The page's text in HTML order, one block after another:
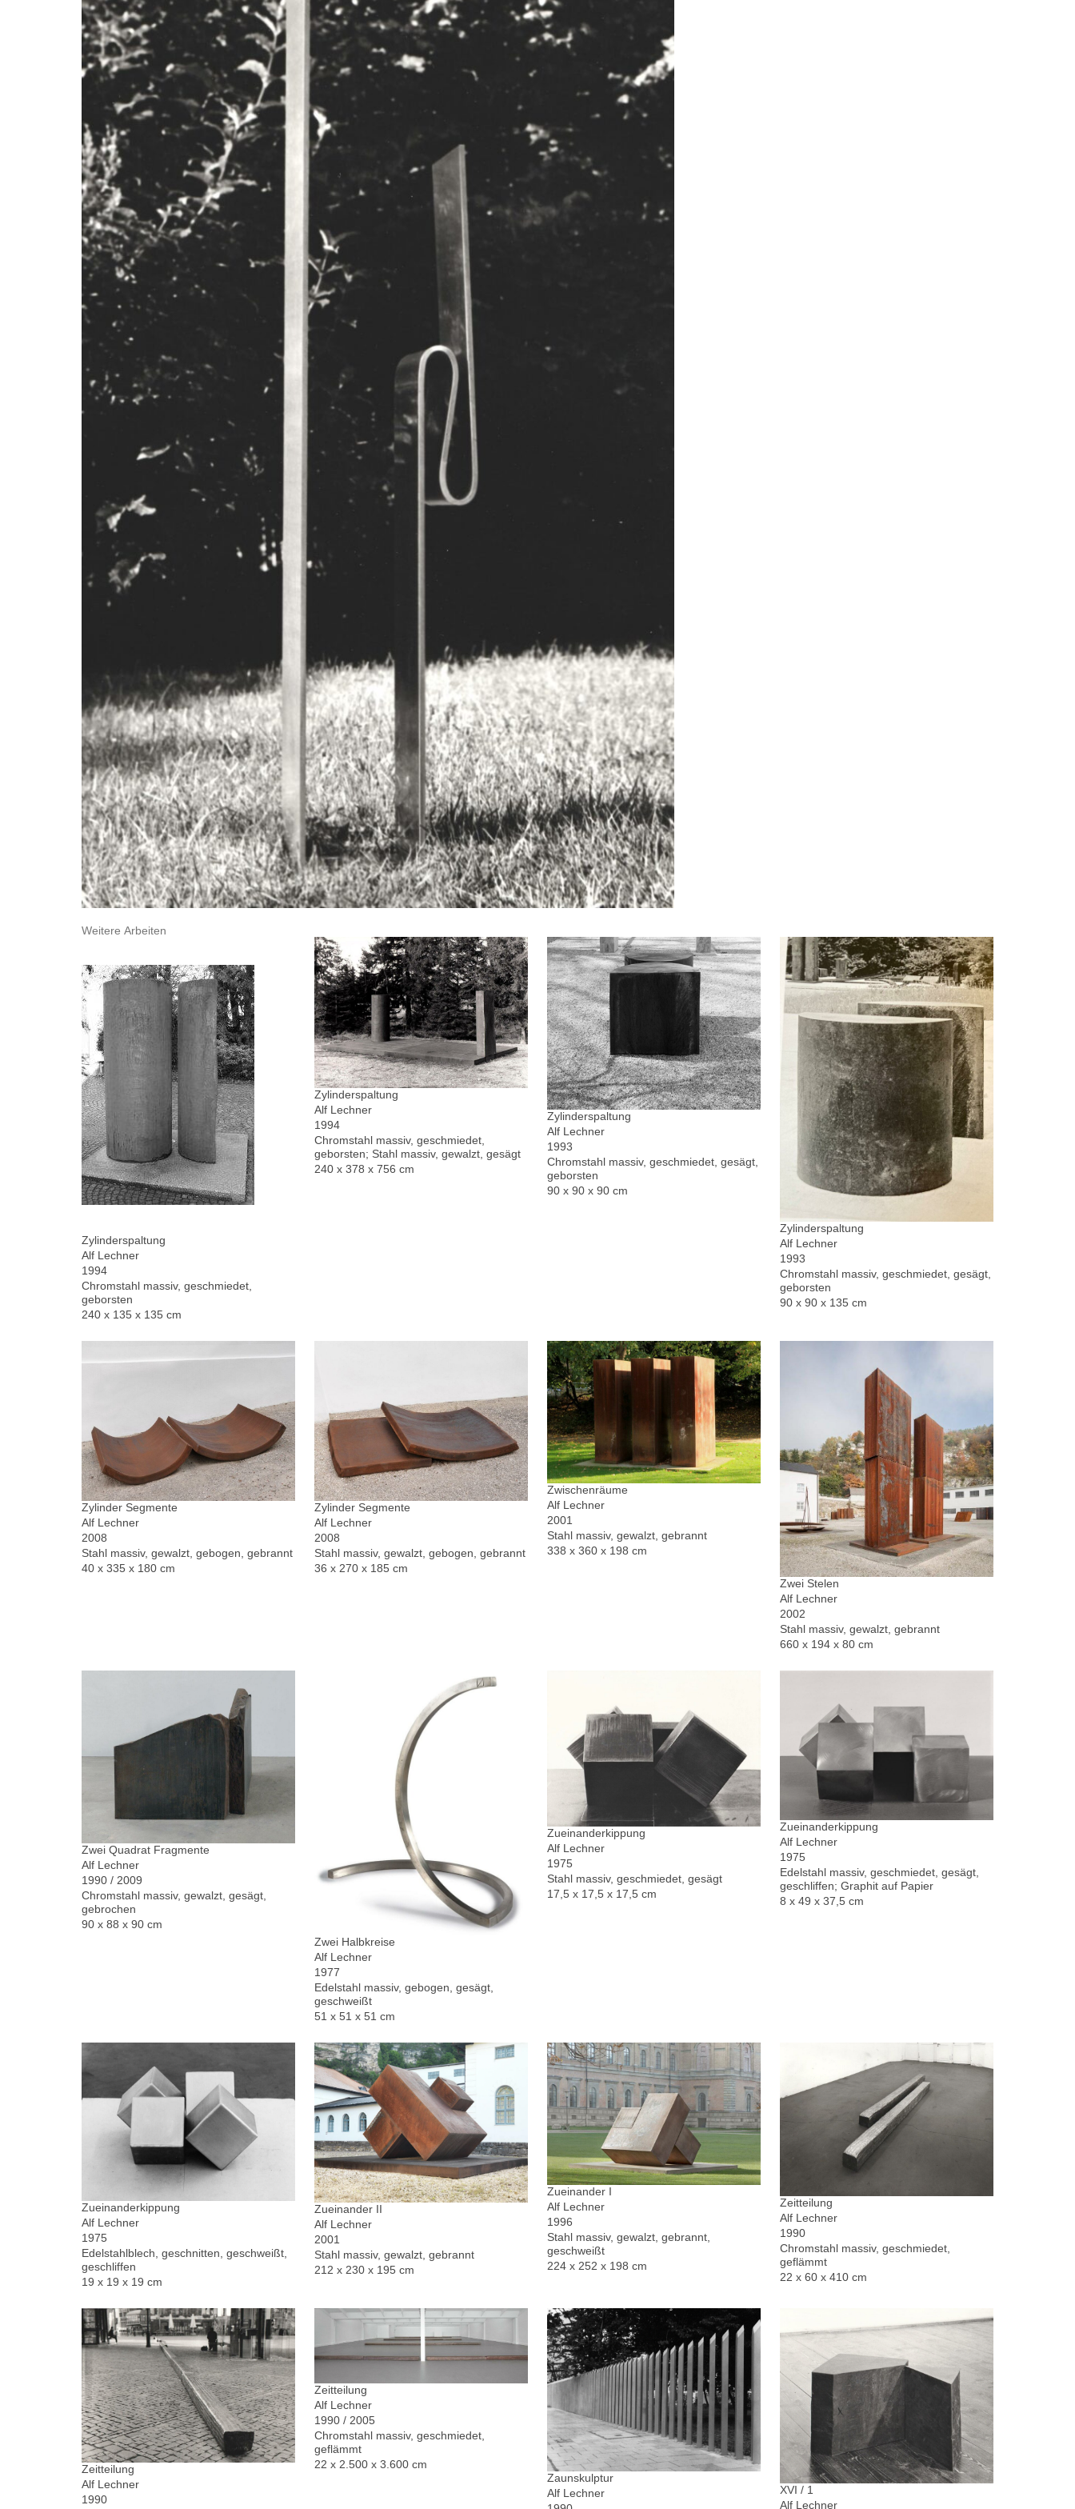
Weitere Arbeiten
Zylinderspaltung
Alf Lechner
1994
Chromstahl massiv, geschmiedet,
geborsten
240 x 135 x 135 cm
Zylinderspaltung
Alf Lechner
1994
Chromstahl massiv, geschmiedet,
geborsten; Stahl massiv, gewalzt, gesägt
240 x 378 x 756 cm
Zylinderspaltung
Alf Lechner
1993
Chromstahl massiv, geschmiedet, gesägt,
geborsten
90 x 90 x 90 cm
Zylinderspaltung
Alf Lechner
1993
Chromstahl massiv, geschmiedet, gesägt,
geborsten
90 x 90 x 135 cm
Zylinder Segmente
Alf Lechner
2008
Stahl massiv, gewalzt, gebogen, gebrannt
40 x 335 x 180 cm
Zylinder Segmente
Alf Lechner
2008
Stahl massiv, gewalzt, gebogen, gebrannt
36 x 270 x 185 cm
Zwischenräume
Alf Lechner
2001
Stahl massiv, gewalzt, gebrannt
338 x 360 x 198 cm
Zwei Stelen
Alf Lechner
2002
Stahl massiv, gewalzt, gebrannt
660 x 194 x 80 cm
Zwei Quadrat Fragmente
Alf Lechner
1990 / 2009
Chromstahl massiv, gewalzt, gesägt,
gebrochen
90 x 88 x 90 cm
Zwei Halbkreise
Alf Lechner
1977
Edelstahl massiv, gebogen, gesägt,
geschweißt
51 x 51 x 51 cm
Zueinanderkippung
Alf Lechner
1975
Stahl massiv, geschmiedet, gesägt
17,5 x 17,5 x 17,5 cm
Zueinanderkippung
Alf Lechner
1975
Edelstahl massiv, geschmiedet, gesägt,
geschliffen; Graphit auf Papier
8 x 49 x 37,5 cm
Zueinanderkippung
Alf Lechner
1975
Edelstahlblech, geschnitten, geschweißt,
geschliffen
19 x 19 x 19 cm
Zueinander II
Alf Lechner
2001
Stahl massiv, gewalzt, gebrannt
212 x 230 x 195 cm
Zueinander I
Alf Lechner
1996
Stahl massiv, gewalzt, gebrannt,
geschweißt
224 x 252 x 198 cm
Zeitteilung
Alf Lechner
1990
Chromstahl massiv, geschmiedet,
geflämmt
22 x 60 x 410 cm
Zeitteilung
Alf Lechner
1990
Zeitteilung
Alf Lechner
1990 / 2005
Chromstahl massiv, geschmiedet,
geflämmt
22 x 2.500 x 3.600 cm
Zaunskulptur
Alf Lechner
XVI / 1
Alf Lechner